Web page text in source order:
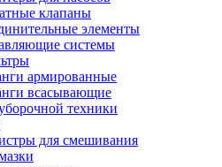
клапаны
элементы
системы
армированные
всасывающие
техники
для смешивания